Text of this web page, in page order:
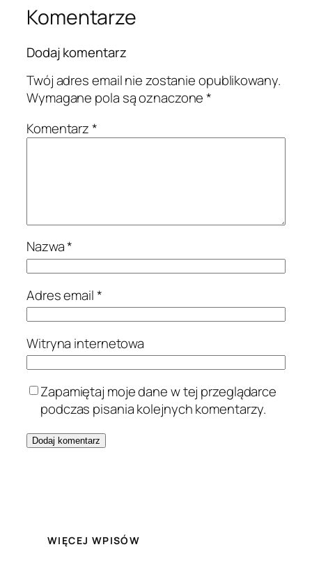
Komentarze
Dodaj komentarz
Twój adres email nie zostanie opublikowany.
Wymagane pola są oznaczone*
Komentarz*
Nazwa*
Adres email*
Witryna internetowa
Zapamiętaj moje dane w tej przeglądarce
podczas pisania kolejnych komentarzy.
WIĘCEJ WPISÓW